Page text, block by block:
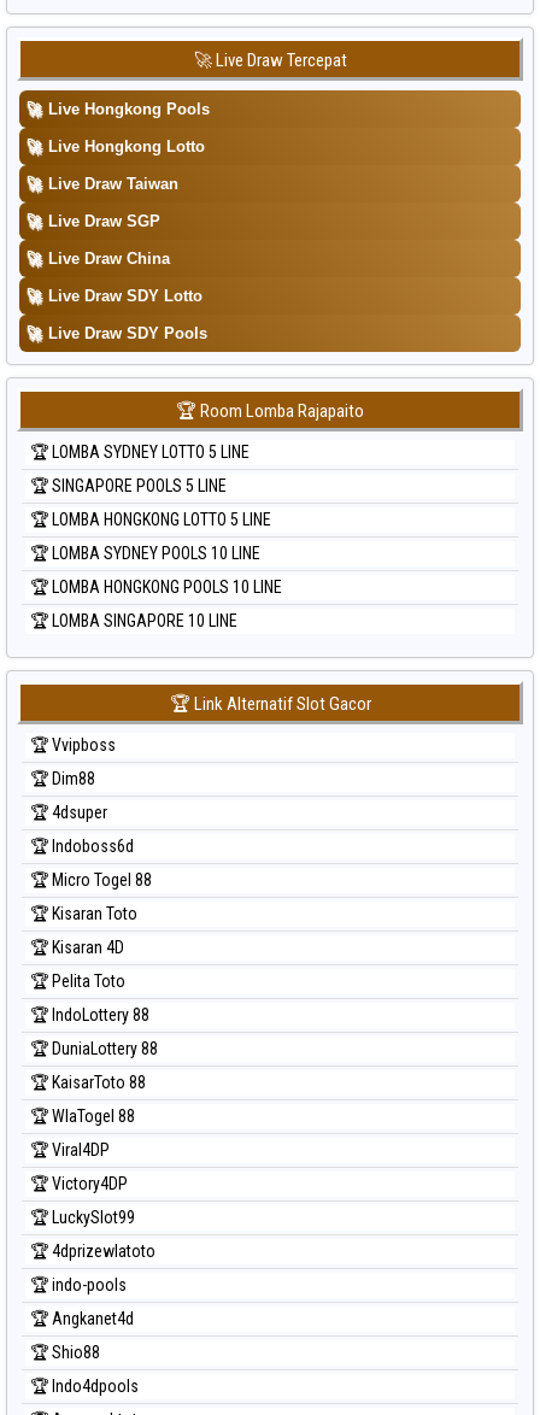
Data Togel Sydney
Data Togel Sydney Lottery
Data Togel Sydney Lottery 6d
Data Togel Sydney Lotto
Data Togel Sydney Pools 6d
Data Togel Taipei
Data Togel Taiwan
🚀 Live Draw Tercepat
🚀 Live Hongkong Pools
🚀 Live Hongkong Lotto
🚀 Live Draw Taiwan
🚀 Live Draw SGP
🚀 Live Draw China
🚀 Live Draw SDY Lotto
🚀 Live Draw SDY Pools
🏆 Room Lomba Rajapaito
🏆 LOMBA SYDNEY LOTTO 5 LINE
🏆 SINGAPORE POOLS 5 LINE
🏆 LOMBA HONGKONG LOTTO 5 LINE
🏆 LOMBA SYDNEY POOLS 10 LINE
🏆 LOMBA HONGKONG POOLS 10 LINE
🏆 LOMBA SINGAPORE 10 LINE
🏆 Link Alternatif Slot Gacor
🏆 Vvipboss
🏆 Dim88
🏆 4dsuper
🏆 Indoboss6d
🏆 Micro Togel 88
🏆 Kisaran Toto
🏆 Kisaran 4D
🏆 Pelita Toto
🏆 IndoLottery 88
🏆 DuniaLottery 88
🏆 KaisarToto 88
🏆 WlaTogel 88
🏆 Viral4DP
🏆 Victory4DP
🏆 LuckySlot99
🏆 4dprizewlatoto
🏆 indo-pools
🏆 Angkanet4d
🏆 Shio88
🏆 Indo4dpools